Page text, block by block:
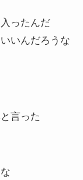
ったんだ
いんだろうな
言った